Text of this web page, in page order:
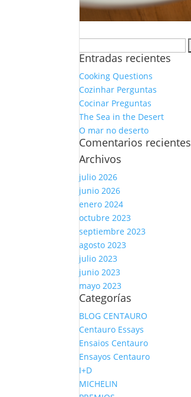
Entradas recientes
Cooking Questions
Cozinhar Perguntas
Cocinar Preguntas
The Sea in the Desert
O mar no deserto
Comentarios recientes
Archivos
julio 2026
junio 2026
enero 2024
octubre 2023
septiembre 2023
agosto 2023
julio 2023
junio 2023
mayo 2023
Categorías
BLOG CENTAURO
Centauro Essays
Ensaios Centauro
Ensayos Centauro
I+D
MICHELIN